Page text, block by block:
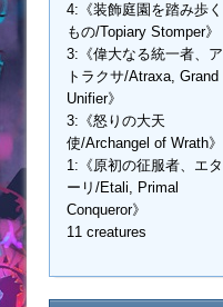
4:《装飾庭園を踏み歩く
もの/Topiary Stomper》
3:《偉大なる統一者、ア
トラクサ/Atraxa, Grand
Unifier》
3:《怒りの大天
使/Archangel of Wrath》
1:《原初の征服者、エタ
ーリ/Etali, Primal
Conqueror》
11 creatures